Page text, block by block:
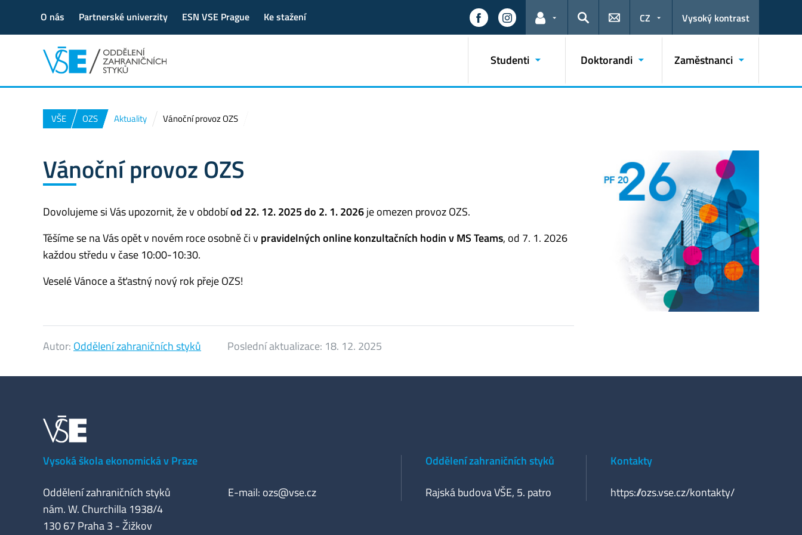
O nás Partnerské univerzity ESN VSE Prague Ke stažení
Odkazy pro uživatele
Hledat
CZ Vysoký kontrast
Studenti Doktorandi Zaměstnanci
VŠE OZS Aktuality Vánoční provoz OZS
Vánoční provoz OZS
Dovolujeme si Vás upozornit, že v obdobíod 22. 12. 2025 do 2. 1. 2026je omezen provoz OZS.
Těšíme se na Vás opět v novém roce osobně či v pravidelných online konzultačních hodin v MS Teams, od 7. 1. 2026
každou středu v čase 10:00-10:30.
Veselé Vánoce a šťastný nový rok přeje OZS!
Autor: Oddělení zahraničních styků Poslední aktualizace: 18. 12. 2025
Vysoká škola ekonomická v Praze
Oddělení zahraničních styků
nám. W. Churchilla 1938/4
130 67 Praha 3 - Žižkov
E-mail: ozs@vse.cz
Oddělení zahraničních styků
Rajská budova VŠE, 5. patro
Kontakty
https://ozs.vse.cz/kontakty/